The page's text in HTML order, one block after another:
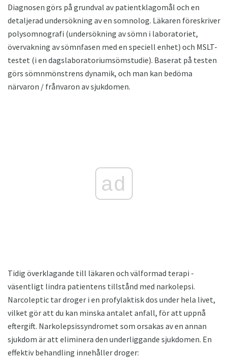
Diagnosen görs på grundval av patientklagomål och en
detaljerad undersökning av en somnolog. Läkaren föreskriver
polysomnografi (undersökning av sömn i laboratoriet,
övervakning av sömnfasen med en speciell enhet) och MSLT-
testet (i en dagslaboratoriumsömstudie). Baserat på testen
görs sömnmönstrens dynamik, och man kan bedöma
närvaron / frånvaron av sjukdomen.
ad
Tidig överklagande till läkaren och välformad terapi -
väsentligt lindra patientens tillstånd med narkolepsi.
Narcoleptic tar droger i en profylaktisk dos under hela livet,
vilket gör att du kan minska antalet anfall, för att uppnå
eftergift. Narkolepsissyndromet som orsakas av en annan
sjukdom är att eliminera den underliggande sjukdomen. En
effektiv behandling innehåller droger: